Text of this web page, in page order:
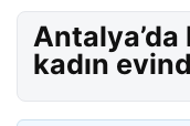
kadın